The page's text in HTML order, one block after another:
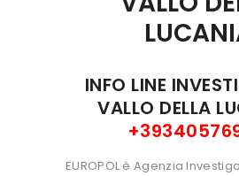
INFO LINE
VALLO DELLA
EUROPOL è Agenzia